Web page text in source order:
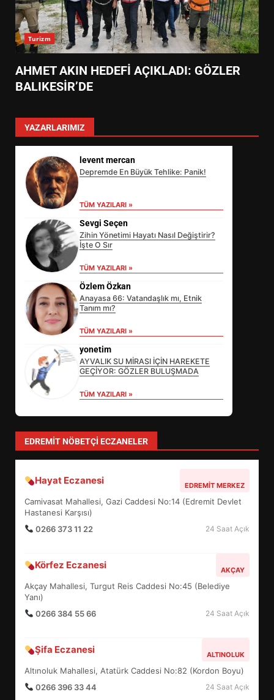
Turizm
AHMET AKIN HEDEFİ AÇIKLADI: GÖZLER
BALIKESİR’DE
YAZARLARIMIZ
levent mercan
Depremde En Büyük Tehlike: Panik!
TÜM YAZILARI »
Sevgi Seçen
Zihin Yönetimi Hayatı Nasıl Değiştirir?
İşte O Sır
TÜM YAZILARI »
Özlem Özkan
Anayasa 66: Vatandaşlık mı, Etnik
Tanım mı?
TÜM YAZILARI »
yonetim
AYVALIK SU MİRASI İÇİN HAREKETE
GEÇİYOR: GÖZLER BULUŞMADA
TÜM YAZILARI »
EDREMIT NÖBETÇI ECZANELER
Hayat Eczanesi EDREMIT MERKEZ
Camivasat Mahallesi, Gazi Caddesi No:14 (Edremit Devlet
Hastanesi Karşısı)
0266 373 11 22
24 Saat Açık
Körfez Eczanesi AKÇAY
Akçay Mahallesi, Turgut Reis Caddesi No:45 (Belediye
Yanı)
0266 384 55 66
24 Saat Açık
Şifa Eczanesi ALTINOLUK
Altınoluk Mahallesi, Atatürk Caddesi No:82 (Kordon Boyu)
0266 396 33 44
24 Saat Açık
3
EİB’DE KRİTİK ATAMA:
SÜRDÜRÜLEBİLİRLİKTE NE
4
EDREMİT’İN GURURU TÜRKİYE
FİNALİNDE NE BAŞARDI?
5
BALIKESİR MÜZELERİNDE SÜRE
6
TURNUVASI KAYITLARI NEYİ
DEĞİŞTİRİYOR?